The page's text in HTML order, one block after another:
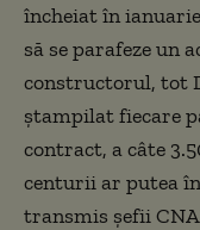
încheiat în
să se parafeze un
constructorul, tot
ștampilat fiecare
contract, a câte
centurii ar putea
transmis șefii